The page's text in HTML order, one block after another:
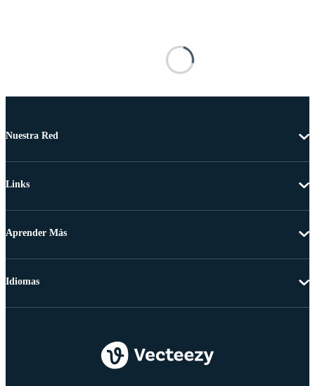
Nuestra Red
Links
Aprender Más
Idiomas